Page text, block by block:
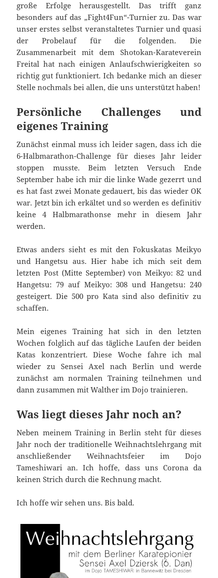
große Erfolge herausgestellt. Das trifft ganz
besonders auf das „Fight4Fun“-Turnier zu. Das war
unser erstes selbst veranstaltetes Turnier und quasi
der Probelauf für die folgenden. Die
Zusammenarbeit mit dem Shotokan-Karateverein
Freital hat nach einigen Anlaufschwierigkeiten so
richtig gut funktioniert. Ich bedanke mich an dieser
Stelle nochmals bei allen, die uns unterstützt haben!
Persönliche Challenges und
eigenes Training
Zunächst einmal muss ich leider sagen, dass ich die
6-Halbmarathon-Challenge für dieses Jahr leider
stoppen musste. Beim letzten Versuch Ende
September habe ich mir die linke Wade gezerrt und
es hat fast zwei Monate gedauert, bis das wieder OK
war. Jetzt bin ich erkältet und so werden es definitiv
keine 4 Halbmarathonse mehr in diesem Jahr
werden.
Etwas anders sieht es mit den Fokuskatas Meikyo
und Hangetsu aus. Hier habe ich mich seit dem
letzten Post (Mitte September) von Meikyo: 82 und
Hangetsu: 79 auf Meikyo: 308 und Hangetsu: 240
gesteigert. Die 500 pro Kata sind also definitiv zu
schaffen.
Mein eigenes Training hat sich in den letzten
Wochen folglich auf das tägliche Laufen der beiden
Katas konzentriert. Diese Woche fahre ich mal
wieder zu Sensei Axel nach Berlin und werde
zunächst am normalen Training teilnehmen und
dann zusammen mit Walther im Dojo trainieren.
Was liegt dieses Jahr noch an?
Neben meinem Training in Berlin steht für dieses
Jahr noch der traditionelle Weihnachtslehrgang mit
anschließender Weihnachtsfeier im Dojo
Tameshiwari an. Ich hoffe, dass uns Corona da
keinen Strich durch die Rechnung macht.
Ich hoffe wir sehen uns. Bis bald.